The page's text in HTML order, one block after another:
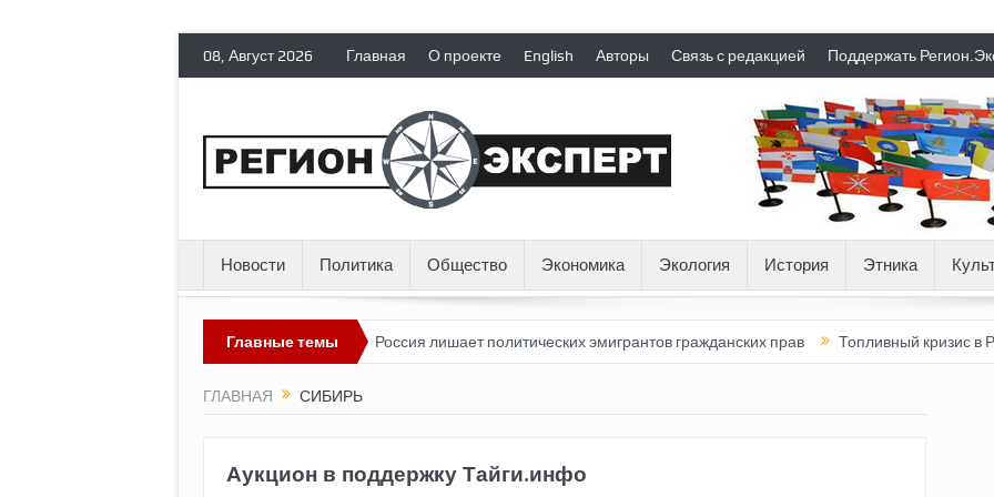
08, Август 2026 Главная О проекте English Авторы Связь с редакцией Поддержать
Новости Политика Общество Экономика Экология История Этника
Главные темы
пока выглядит невозможным? Россия лишает политических эмигрантов гражданских прав Топливный кризис в России
ГЛАВНАЯ СИБИРЬ
Аукцион в поддержку Тайги.инфо